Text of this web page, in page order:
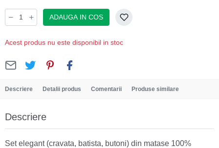
ADAUGA IN COS
Acest produs nu este disponibil in stoc
Descriere Detalii produs Comentarii Produse similare
Descriere
Set elegant (cravata, batista, butoni) din matase 100%